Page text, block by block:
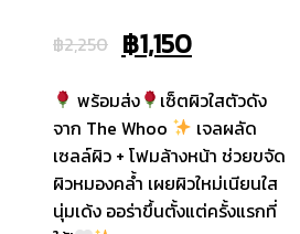
฿2,250 Original
price
was:
฿2,250.
฿1,150Current
price
is:
฿1,150.
พร้อมส่ง
เซ็ตผิวใสตัวดัง
จาก The Whoo
เจลผลัด
เซลล์ผิว + โฟมล้างหน้า ช่วยขจัด
ผิวหมองคล้ำ เผยผิวใหม่เนียนใส
นุ่มเด้ง ออร่าขึ้นตั้งแต่ครั้งแรกที่